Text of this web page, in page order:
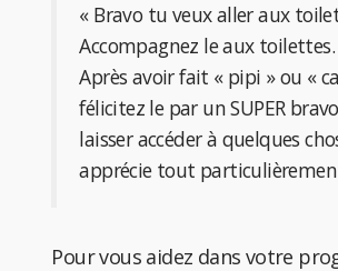
« Bravo tu veux aller aux
Accompagnez le aux toilettes.
Après avoir fait « pipi » ou «
félicitez le par un SUPER
laisser accéder à quelques
apprécie tout
Pour vous aidez dans votre